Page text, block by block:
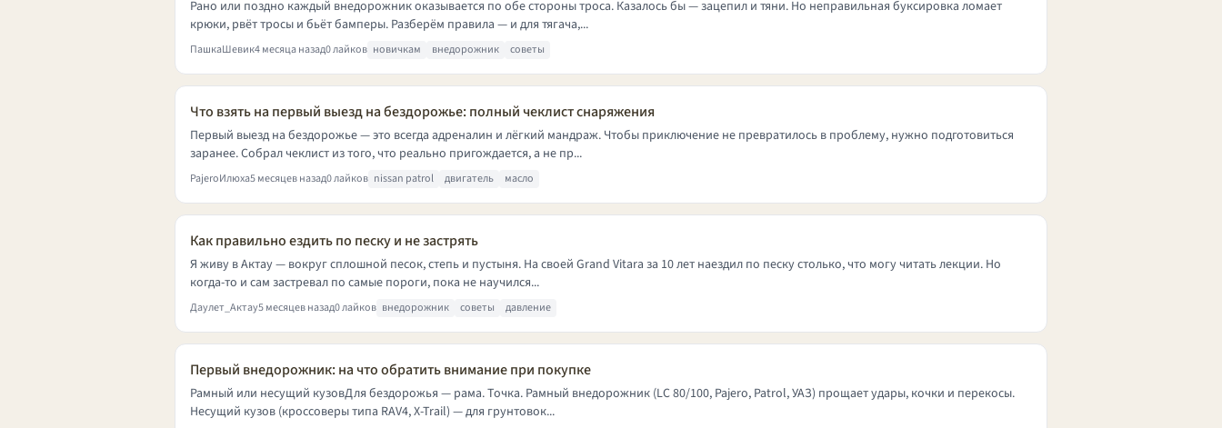
Рано или поздно каждый внедорожник оказывается по обе стороны троса. Казалось бы — зацепил и тяни. Но неправильная буксировка ломает
крюки, рвёт тросы и бьёт бамперы. Разберём правила — и для тягача,...
ПашкаШевик4 месяца назад0 лайков новичкам внедорожник советы
Что взять на первый выезд на бездорожье: полный чеклист снаряжения
Первый выезд на бездорожье — это всегда адреналин и лёгкий мандраж. Чтобы приключение не превратилось в проблему, нужно подготовиться
заранее. Собрал чеклист из того, что реально пригождается, а не пр...
PajeroИлюха5 месяцев назад0 лайков nissan patrol двигатель масло
Как правильно ездить по песку и не застрять
Я живу в Актау — вокруг сплошной песок, степь и пустыня. На своей Grand Vitara за 10 лет наездил по песку столько, что могу читать лекции. Но
когда-то и сам застревал по самые пороги, пока не научился...
Даулет_Актау5 месяцев назад0 лайков внедорожник советы давление
Первый внедорожник: на что обратить внимание при покупке
Рамный или несущий кузовДля бездорожья — рама. Точка. Рамный внедорожник (LC 80/100, Pajero, Patrol, УАЗ) прощает удары, кочки и перекосы.
Несущий кузов (кроссоверы типа RAV4, X-Trail) — для грунтовок...